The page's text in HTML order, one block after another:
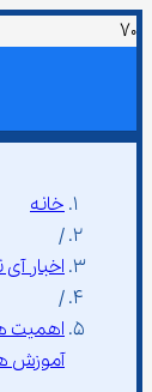
خانه
/
اخبار آی
/
آموزش